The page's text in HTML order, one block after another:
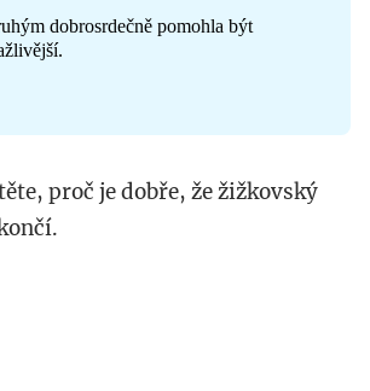
dobrosrdečně pomohla být
proč je dobře, že žižkovský